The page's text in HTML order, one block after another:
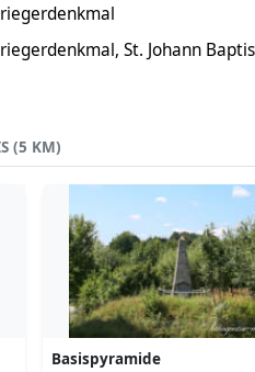
St. Johann
(5 KM)
Basispyramide